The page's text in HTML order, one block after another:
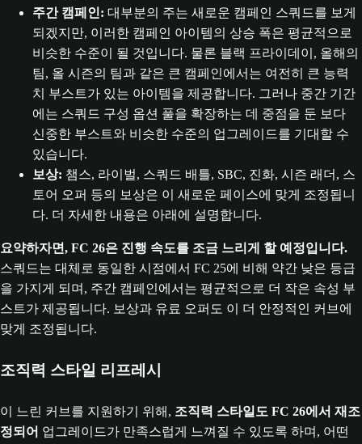
주간 캠페인: 대부분의 주는 새로운 캠페인 스쿼드를 보게
되겠지만, 이러한 캠페인 아이템의 상승 폭은 평균적으로
비슷한 수준이 될 것입니다. 물론 블랙 프라이데이, 올해의
팀, 올 시즌의 팀과 같은 큰 캠페인에서는 여전히 큰 능력
치 부스트가 있는 아이템을 제공합니다. 그러나 중간 기간
에는 스쿼드 구성 옵션 풀을 확장하는 데 중점을 둔 보다
신중한 부스트와 비슷한 수준의 업그레이드를 기대할 수
있습니다.
보상: 챔스, 라이벌, 스쿼드 배틀, SBC, 진화, 시즌 래더, 스
토어 오퍼 등의 보상은 이 새로운 페이스에 맞게 조정됩니
다. 더 자세한 내용은 아래에 설명합니다.
요약하자면, FC 26은 진행 속도를 조금 느리게 할 예정입니다.
스쿼드는 대체로 동일한 시점에서 FC 25에 비해 약간 낮은 등급
을 가지게 되며, 주간 캠페인에서는 평균적으로 더 작은 속성 부
스트가 제공됩니다. 보상과 유료 오퍼도 이 더 안정적인 커브에
맞게 조정됩니다.
조직력 스타일 리프레시
이 느린 커브를 지원하기 위해, 조직력 스타일도 FC 26에서 재조
정되어 업그레이드가 만족스럽게 느껴질 수 있도록 하며, 어떤